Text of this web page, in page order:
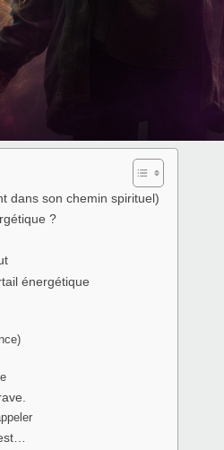
dans son chemin spirituel)
?
énergétique